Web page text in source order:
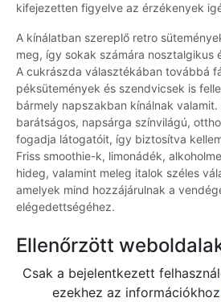
kifejezetten figyelve az érzékenyek
A kínálatban szereplő retro
meg, így sokak számára nosztalgikus
A cukrászda választékában továbbá
péksütemények és szendvicsek is
bármely napszakban kínálnak valamit.
barátságos, napsárga színvilágú,
fogadja látogatóit, így biztosítva
Friss smoothie-k, limonádék,
hideg, valamint meleg italok széles
amelyek mind hozzájárulnak a
elégedettségéhez.
Ellenőrzött
Csak a bejelentkezett
ezekhez az